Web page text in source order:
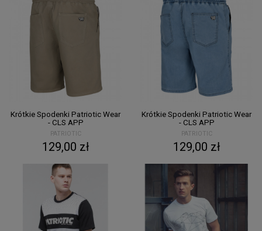
Krótkie Spodenki Patriotic Wear
- CLS APP
PATRIOTIC
129,00 zł
Krótkie Spodenki Patriotic Wear
- CLS APP
PATRIOTIC
129,00 zł